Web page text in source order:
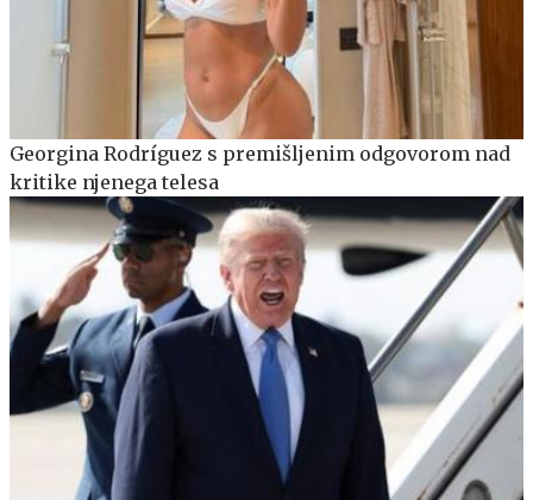
Georgina Rodríguez s premišljenim odgovorom nad
kritike njenega telesa